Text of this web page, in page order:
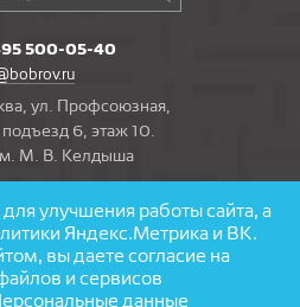
500-05-40
ул. Профсоюзная,
6, этаж 10.
М. В. Келдыша
Задать вопрос
улучшения работы сайта, а
Яндекс.Метрика и ВК.
вы даете согласие на
и сервисов
данные